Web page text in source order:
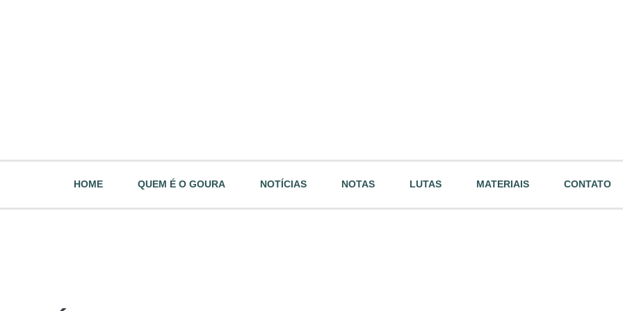
HOME QUEM É O GOURA NOTÍCIAS NOTAS LUTAS MATERIAIS CONTATO